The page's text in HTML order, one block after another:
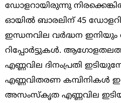
ഡോളറായിരുന്നു
ഓയില്‍ ബാരലിന് 45
ഇന്ധനവില വര്‍ദ്ധന
റിപ്പോര്‍ട്ടുകള്‍.
എണ്ണവില ദിനംപ്രതി
എണ്ണവിതരണ കമ്പിനികള്‍
അസംസ്‌കൃത എണ്ണവില